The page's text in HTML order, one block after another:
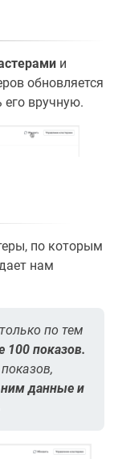
и
обновляется
его вручную.
по которым
нам
по тем
100 показов.
ним данные и